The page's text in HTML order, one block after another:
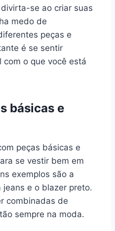
se ao criar suas
medo de
peças e
é se sentir
o que você está
básicas e
peças básicas e
se vestir bem em
exemplos são a
jeans e o blazer preto.
combinadas de
sempre na moda.